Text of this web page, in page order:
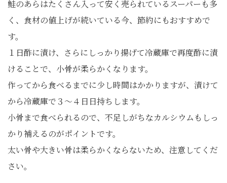
鮭のあらはたくさん入って安く売られているスーパーも多
く、食材の値上げが続いている今、節約にもおすすめで
す。
１日酢に漬け、さらにしっかり揚げて冷蔵庫で再度酢に漬
けることで、小骨が柔らかくなります。
作ってから食べるまでに少し時間はかかりますが、漬けて
から冷蔵庫で３～４日日持ちします。
小骨まで食べられるので、不足しがちなカルシウムもしっ
かり補えるのがポイントです。
太い骨や大きい骨は柔らかくならないため、注意してくだ
さい。